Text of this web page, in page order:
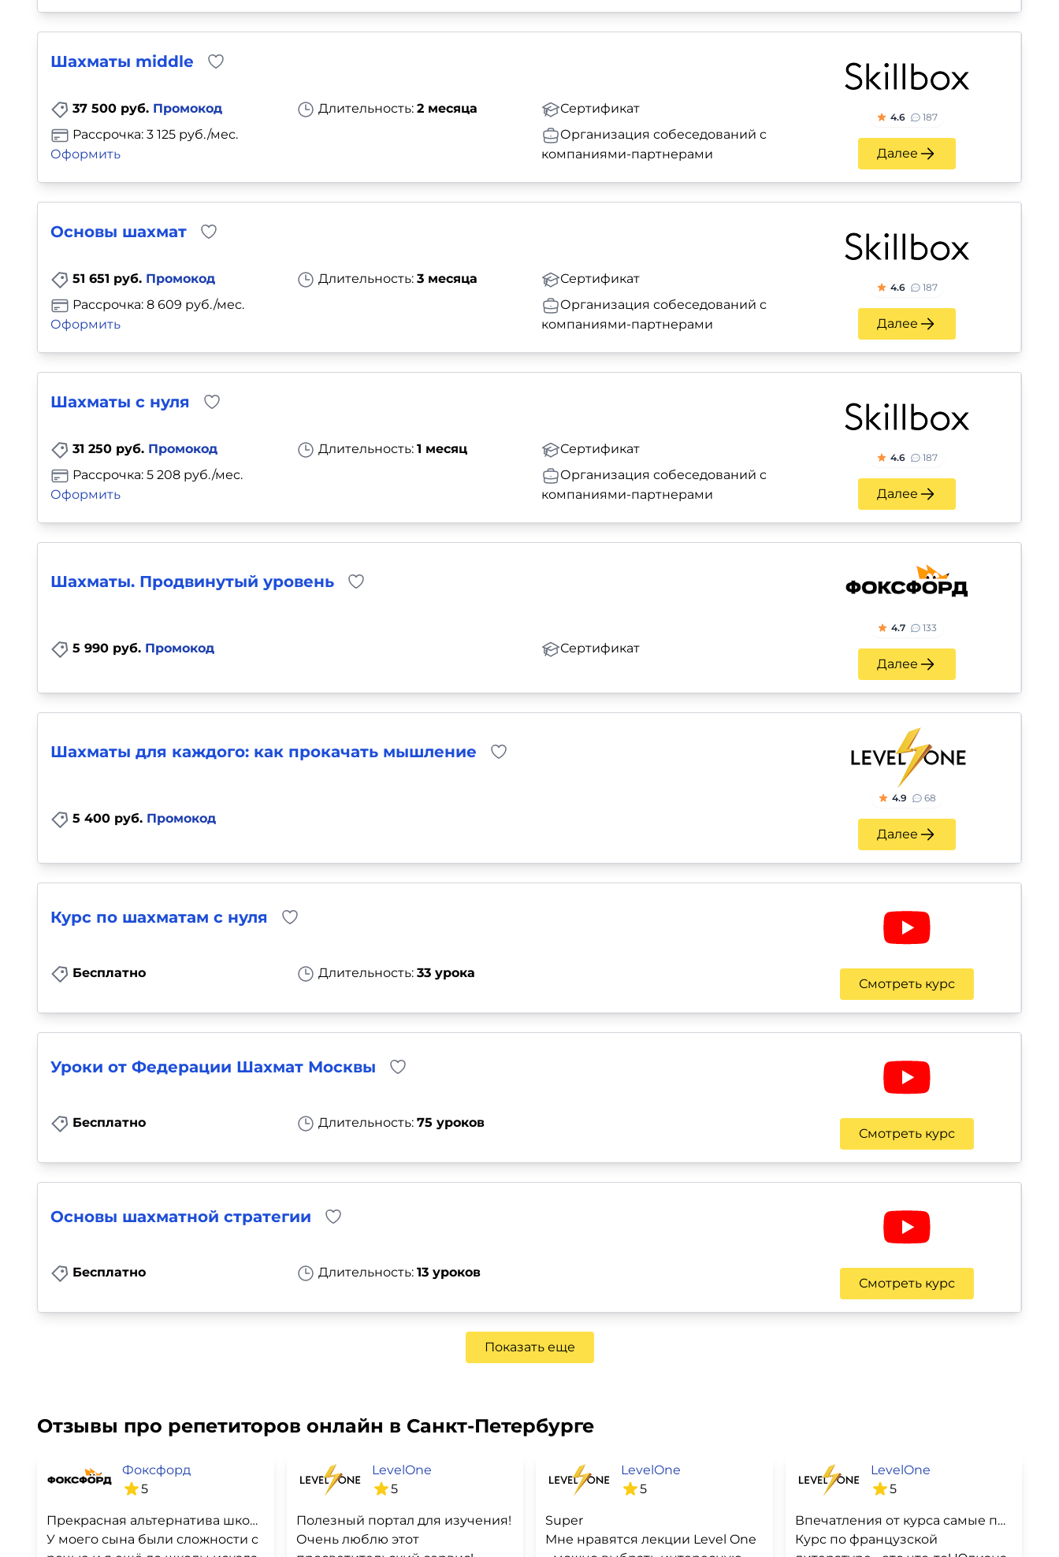
Шахматы middle
37 500 руб. Промокод Длительность: 2 месяца
Сертификат
Рассрочка: 3 125 руб./мес.
Оформить
Организация собеседований с
компаниями-партнерами
4.6 187
Далее
Основы шахмат
51 651 руб. Промокод Длительность: 3 месяца
Сертификат
Рассрочка: 8 609 руб./мес.
Оформить
Организация собеседований с
компаниями-партнерами
4.6 187
Далее
Шахматы с нуля
31 250 руб. Промокод Длительность: 1 месяц
Сертификат
Рассрочка: 5 208 руб./мес.
Оформить
Организация собеседований с
компаниями-партнерами
4.6 187
Далее
Шахматы. Продвинутый уровень
5 990 руб. Промокод Сертификат
4.7 133
Далее
Шахматы для каждого: как прокачать мышление
5 400 руб. Промокод
4.9 68
Далее
Курс по шахматам с нуля
Бесплатно Длительность: 33 урока
Смотреть курс
Уроки от Федерации Шахмат Москвы
Бесплатно Длительность: 75 уроков
Смотреть курс
Основы шахматной стратегии
Бесплатно Длительность: 13 уроков
Смотреть курс
Показать еще
Отзывы про репетиторов онлайн в Санкт-Петербурге
Фоксфорд
5
Прекрасная альтернатива школе. Лучше любой бюджетной школы
У моего сына были сложности с
LevelOne
5
Полезный портал для изучения!
Очень люблю этот
LevelOne
5
Super
Мне нравятся лекции Level One
LevelOne
5
Впечатления от курса самые приятные)
Курс по французской